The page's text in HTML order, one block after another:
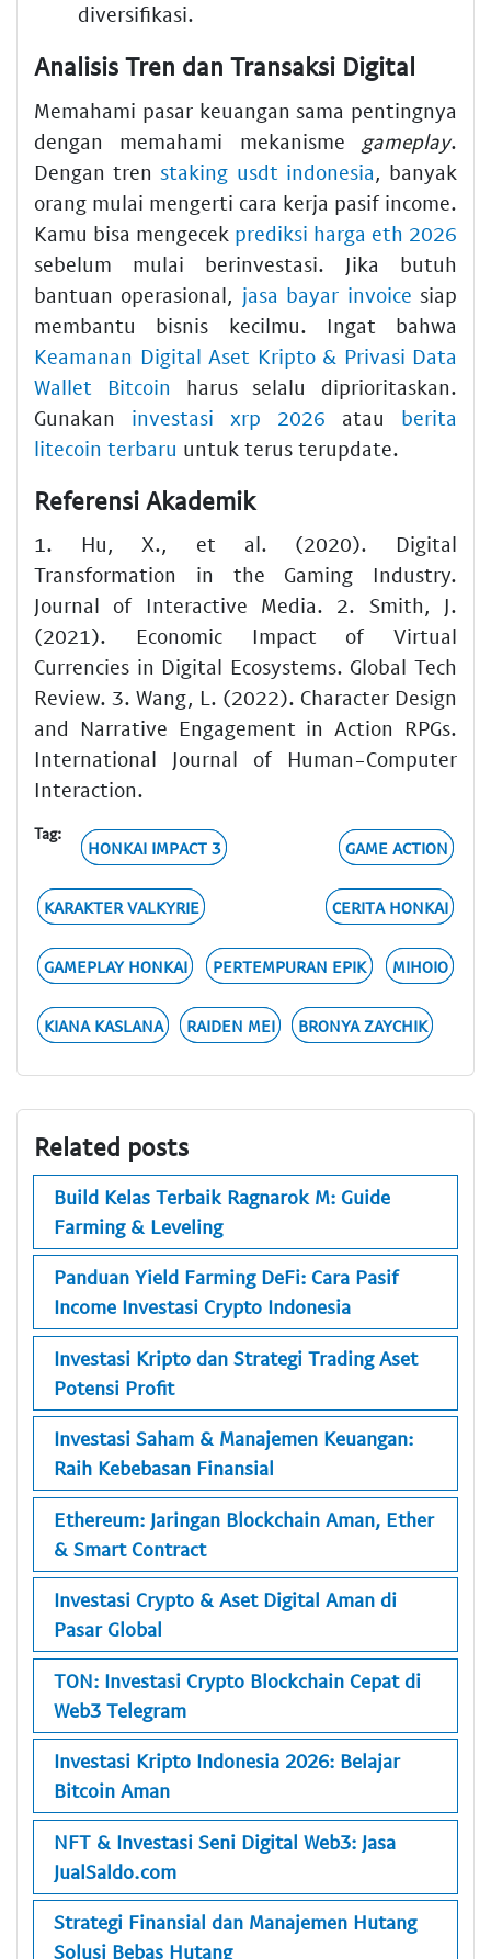
diversifikasi.
Analisis Tren dan Transaksi Digital
Memahami pasar keuangan sama pentingnya
dengan memahami mekanisme gameplay.
Dengan trenstaking usdt indonesia, banyak
orang mulai mengerti cara kerja pasif income.
Kamu bisa mengecek prediksi harga eth 2026
sebelum mulai berinvestasi. Jika butuh
bantuan operasional, jasa bayar invoice siap
membantu bisnis kecilmu. Ingat bahwa
Keamanan Digital Aset Kripto & Privasi Data
Wallet Bitcoin harus selalu diprioritaskan.
Gunakan investasi xrp 2026 atau berita
litecoin terbaru untuk terus terupdate.
Referensi Akademik
1. Hu, X., et al. (2020). Digital
Transformation in the Gaming Industry.
Journal of Interactive Media. 2. Smith, J.
(2021). Economic Impact of Virtual
Currencies in Digital Ecosystems. Global Tech
Review. 3. Wang, L. (2022). Character Design
and Narrative Engagement in Action RPGs.
International Journal of Human-Computer
Interaction.
Tag:
HONKAI IMPACT 3 GAME ACTION
KARAKTER VALKYRIE CERITA HONKAI
GAMEPLAY HONKAI PERTEMPURAN EPIK MIHOIO
KIANA KASLANA RAIDEN MEI BRONYA ZAYCHIK
Related posts
Build Kelas Terbaik Ragnarok M: Guide
Farming & Leveling
Panduan Yield Farming DeFi: Cara Pasif
Income Investasi Crypto Indonesia
Investasi Kripto dan Strategi Trading Aset
Potensi Profit
Investasi Saham & Manajemen Keuangan:
Raih Kebebasan Finansial
Ethereum: Jaringan Blockchain Aman, Ether
& Smart Contract
Investasi Crypto & Aset Digital Aman di
Pasar Global
TON: Investasi Crypto Blockchain Cepat di
Web3 Telegram
Investasi Kripto Indonesia 2026: Belajar
Bitcoin Aman
NFT & Investasi Seni Digital Web3: Jasa
JualSaldo.com
Strategi Finansial dan Manajemen Hutang
Solusi Bebas Hutang